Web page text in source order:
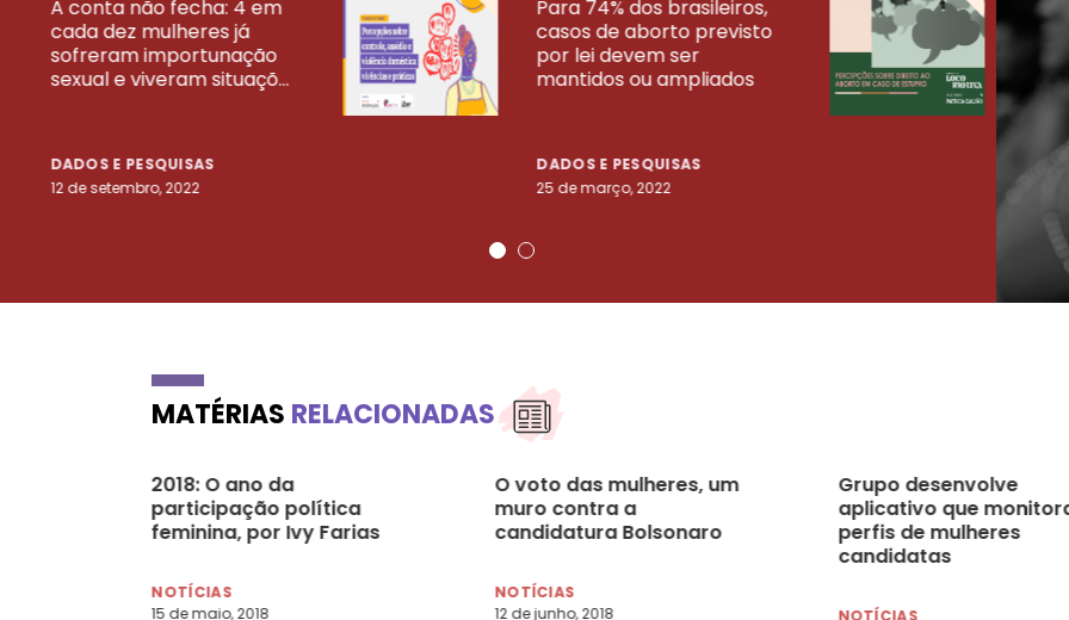
A conta não fecha: 4 em
cada dez mulheres já
sofreram importunação
sexual e viveram situaçõ...
DADOS E PESQUISAS
12 de setembro, 2022
Para 74% dos brasileiros,
casos de aborto previsto
por lei devem ser
mantidos ou ampliados
DADOS E PESQUISAS
25 de março, 2022
23
VEJA MAIS PESQUISAS
MATÉRIAS RELACIONADAS
2018: O ano da
participação política
feminina, por Ivy Farias
NOTÍCIAS
15 de maio, 2018
O voto das mulheres, um
muro contra a
candidatura Bolsonaro
NOTÍCIAS
12 de junho, 2018
Grupo desenvolve
aplicativo que
perfis de mulheres
candidatas
NOTÍCIAS